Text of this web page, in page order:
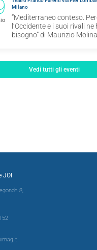
Milano
“Mediterraneo conteso.
l’Occidente e i suoi rivali
bisogno” di Maurizio
Vedi tutti gli eventi
JOI
8,